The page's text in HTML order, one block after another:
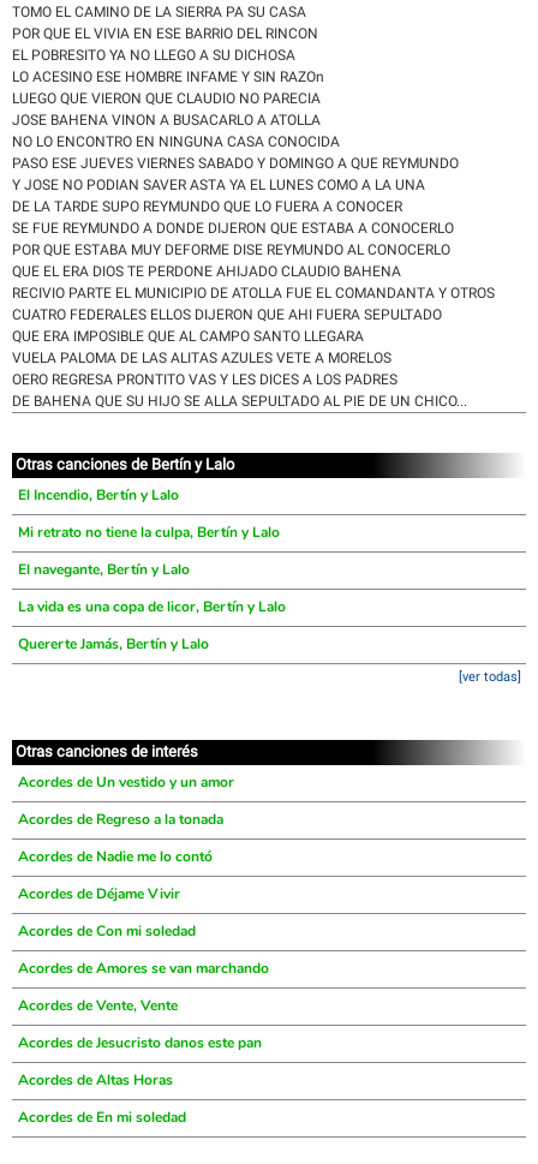
TOMO EL CAMINO DE LA SIERRA PA SU CASA
POR QUE EL VIVIA EN ESE BARRIO DEL RINCON
EL POBRESITO YA NO LLEGO A SU DICHOSA
LO ACESINO ESE HOMBRE INFAME Y SIN RAZOn
LUEGO QUE VIERON QUE CLAUDIO NO PARECIA
JOSE BAHENA VINON A BUSACARLO A ATOLLA
NO LO ENCONTRO EN NINGUNA CASA CONOCIDA
PASO ESE JUEVES VIERNES SABADO Y DOMINGO A QUE REYMUNDO
Y JOSE NO PODIAN SAVER ASTA YA EL LUNES COMO A LA UNA
DE LA TARDE SUPO REYMUNDO QUE LO FUERA A CONOCER
SE FUE REYMUNDO A DONDE DIJERON QUE ESTABA A CONOCERLO
POR QUE ESTABA MUY DEFORME DISE REYMUNDO AL CONOCERLO
QUE EL ERA DIOS TE PERDONE AHIJADO CLAUDIO BAHENA
RECIVIO PARTE EL MUNICIPIO DE ATOLLA FUE EL COMANDANTA Y OTROS
CUATRO FEDERALES ELLOS DIJERON QUE AHI FUERA SEPULTADO
QUE ERA IMPOSIBLE QUE AL CAMPO SANTO LLEGARA
VUELA PALOMA DE LAS ALITAS AZULES VETE A MORELOS
OERO REGRESA PRONTITO VAS Y LES DICES A LOS PADRES
DE BAHENA QUE SU HIJO SE ALLA SEPULTADO AL PIE DE UN CHICO...
Otras canciones de Bertín y Lalo
El Incendio, Bertín y Lalo
Mi retrato no tiene la culpa, Bertín y Lalo
El navegante, Bertín y Lalo
La vida es una copa de licor, Bertín y Lalo
Quererte Jamás, Bertín y Lalo
[ver todas]
Otras canciones de interés
Acordes de Un vestido y un amor
Acordes de Regreso a la tonada
Acordes de Nadie me lo contó
Acordes de Déjame Vivir
Acordes de Con mi soledad
Acordes de Amores se van marchando
Acordes de Vente, Vente
Acordes de Jesucristo danos este pan
Acordes de Altas Horas
Acordes de En mi soledad